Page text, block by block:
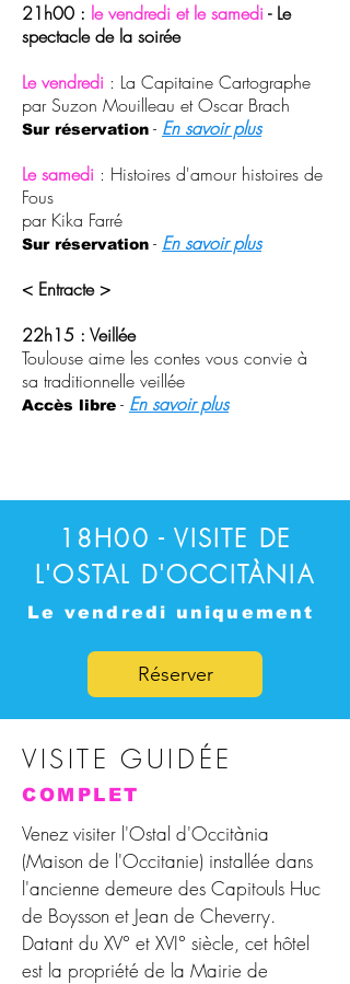
21h00 : le vendredi et le samedi- Le
spectacle de la soirée
Le vendredi : La Capitaine Cartographe
par Suzon Mouilleau et Oscar Brach
Sur réservation - En savoir plus
Le samedi : Histoires d'amour histoires de
Fous
par Kika Farré
Sur réservation - En savoir plus
< Entracte >
22h15 : Veillée
Toulouse aime les contes vous convie à
sa traditionnelle veillée
Accès libre - En savoir plus​​​
18H00 - VISITE DE
L'OSTAL D'OCCITÀNIA
Le vendredi uniquement
Réserver
VISITE GUIDÉE
COMPLET
Venez visiter l'Ostal d'Occitània
(Maison de l'Occitanie) installée dans
l'ancienne demeure des Capitouls Huc
de Boysson et Jean de Cheverry.
Datant du XV° et XVI° siècle, cet hôtel
est la propriété de la Mairie de